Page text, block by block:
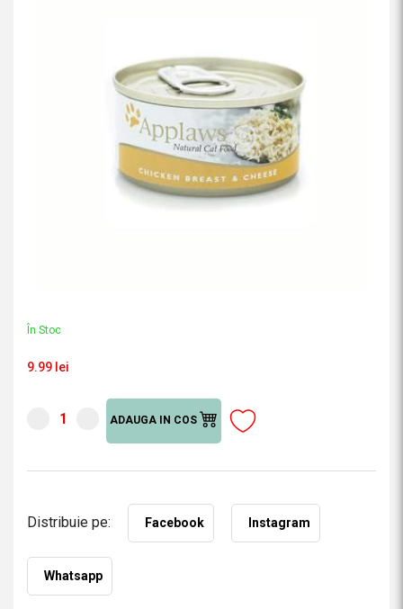
În Stoc
9.99 lei
ADAUGA IN COS
Distribuie pe: Facebook Instagram
Whatsapp